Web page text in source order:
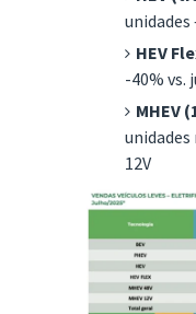
HEV
-40% vs.
MHEV
unidades
12V